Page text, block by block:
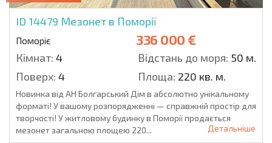
ID 14479 Мезонет в Поморії
Поморіє 336 000 €
Кімнат: 4 Відстань до моря: 50 м.
Поверх: 4 Площа: 220 кв. м.
Новинка від АН Болгарський Дім в абсолютно унікальному
форматі! У вашому розпорядженні — справжній простір для
творчості! У житловому будинку в Поморії продається
мезонет загальною площею 220...
Детальніше